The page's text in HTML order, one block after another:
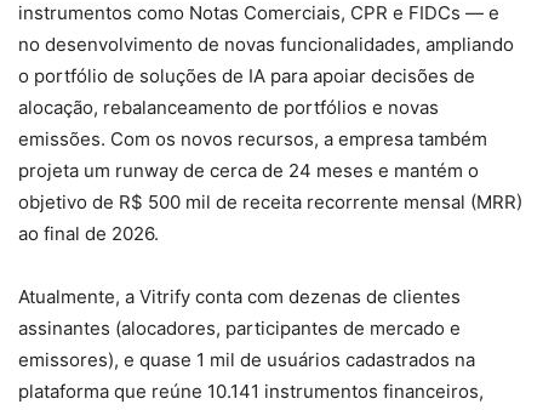
instrumentos como Notas Comerciais, CPR e FIDCs — e
no desenvolvimento de novas funcionalidades, ampliando
o portfólio de soluções de IA para apoiar decisões de
alocação, rebalanceamento de portfólios e novas
emissões. Com os novos recursos, a empresa também
projeta um runway de cerca de 24 meses e mantém o
objetivo de R$ 500 mil de receita recorrente mensal (MRR)
ao final de 2026.
Atualmente, a Vitrify conta com dezenas de clientes
assinantes (alocadores, participantes de mercado e
emissores), e quase 1 mil de usuários cadastrados na
plataforma que reúne 10.141 instrumentos financeiros,